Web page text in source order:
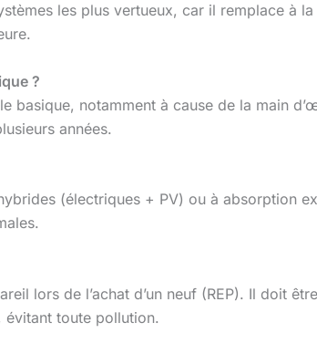
les plus vertueux, car il remplace
?
basique, notamment à cause de la main
années.
(électriques + PV) ou à absorption
lors de l’achat d’un neuf (REP). Il doit
évitant toute pollution.